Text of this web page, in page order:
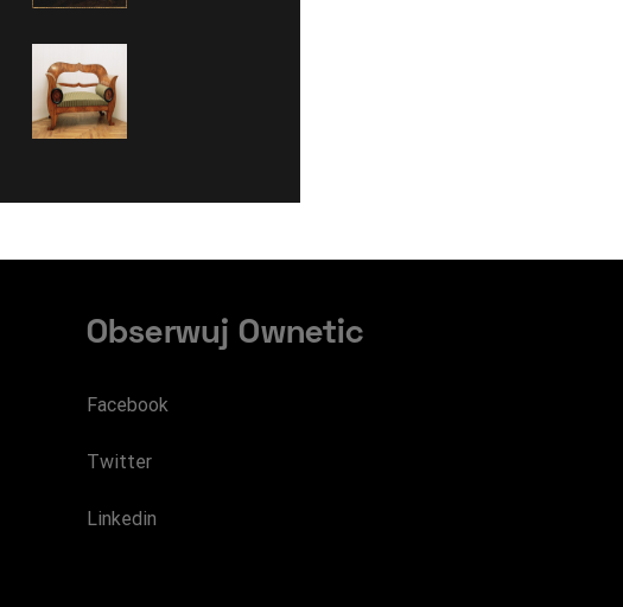
Obserwuj Ownetic
Facebook
Twitter
Linkedin